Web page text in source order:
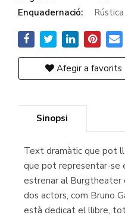
Enquadernació:
Rústica
Afegir a favorits
Sinopsi
Text dramàtic que pot
que pot representar-se
estrenar al Burgtheater
dos actors, com Bruno
està dedicat el llibre,